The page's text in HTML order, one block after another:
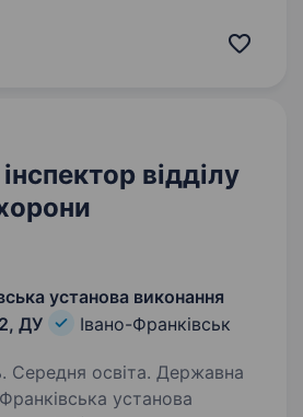
західний регіон,
відділу
установа виконання
ДУ
Івано-Франківськ
освіта. Державна
установа